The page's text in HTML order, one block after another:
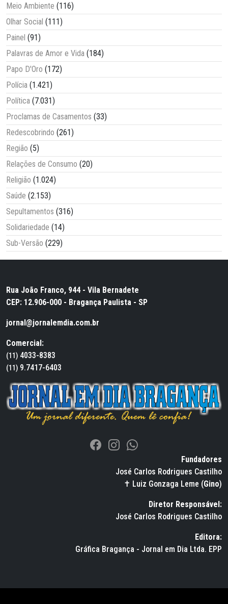
Meio Ambiente (116)
Olhar Social (111)
Painel (91)
Palavras de Amor e Vida (184)
Papo D'Oro (172)
Polícia (1.421)
Política (7.031)
Proclamas de Casamentos (33)
Redescobrindo (261)
Região (5)
Relações de Consumo (20)
Religião (1.024)
Saúde (2.153)
Sepultamentos (316)
Solidariedade (14)
Sub-Versão (229)
Rua João Franco, 944 - Vila Bernadete
CEP: 12.906-000 - Bragança Paulista - SP
jornal@jornalemdia.com.br
Comercial:
(11) 4033-8383
(11) 9.7417-6403
Fundadores
José Carlos Rodrigues Castilho
✝ Luiz Gonzaga Leme (Gino)
Diretor Responsável:
José Carlos Rodrigues Castilho
Editora:
Gráfica Bragança - Jornal em Dia Ltda. EPP